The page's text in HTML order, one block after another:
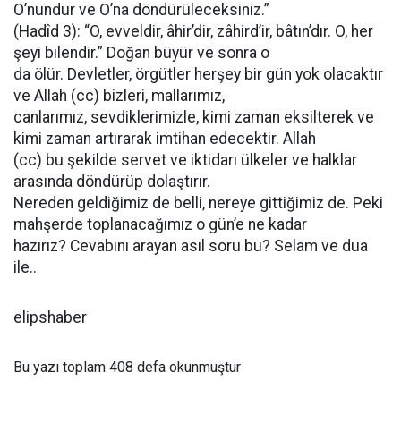
O’nundur ve O’na döndürüleceksiniz.”
(Hadîd 3): “O, evveldir, âhir’dir, zâhird’ir, bâtın’dır. O, her
şeyi bilendir.” Doğan büyür ve sonra o
da ölür. Devletler, örgütler herşey bir gün yok olacaktır
ve Allah (cc) bizleri, mallarımız,
canlarımız, sevdiklerimizle, kimi zaman eksilterek ve
kimi zaman artırarak imtihan edecektir. Allah
(cc) bu şekilde servet ve iktidarı ülkeler ve halklar
arasında döndürüp dolaştırır.
Nereden geldiğimiz de belli, nereye gittiğimiz de. Peki
mahşerde toplanacağımız o gün’e ne kadar
hazırız? Cevabını arayan asıl soru bu? Selam ve dua
ile..
elipshaber
Bu yazı toplam 408 defa okunmuştur